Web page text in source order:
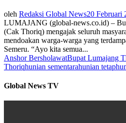
oleh Redaksi Global News20 Februari
LUMAJANG (global-news.co.id) –
(Cak Thoriq) mengajak seluruh
mendoakan warga-warga yang
Semeru. “Ayo kita semua...
Anshor BersholawatBupat Lumajang
Thoriqhunian sementarahunian tetap
Global News TV